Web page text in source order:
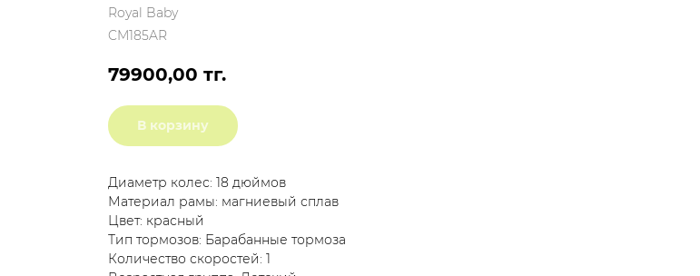
Royal Baby
CM185AR
79900,00 тг.
В корзину
Диаметр колес: 18 дюймов
Материал рамы: магниевый сплав
Цвет: красный
Тип тормозов: Барабанные тормоза
Количество скоростей: 1